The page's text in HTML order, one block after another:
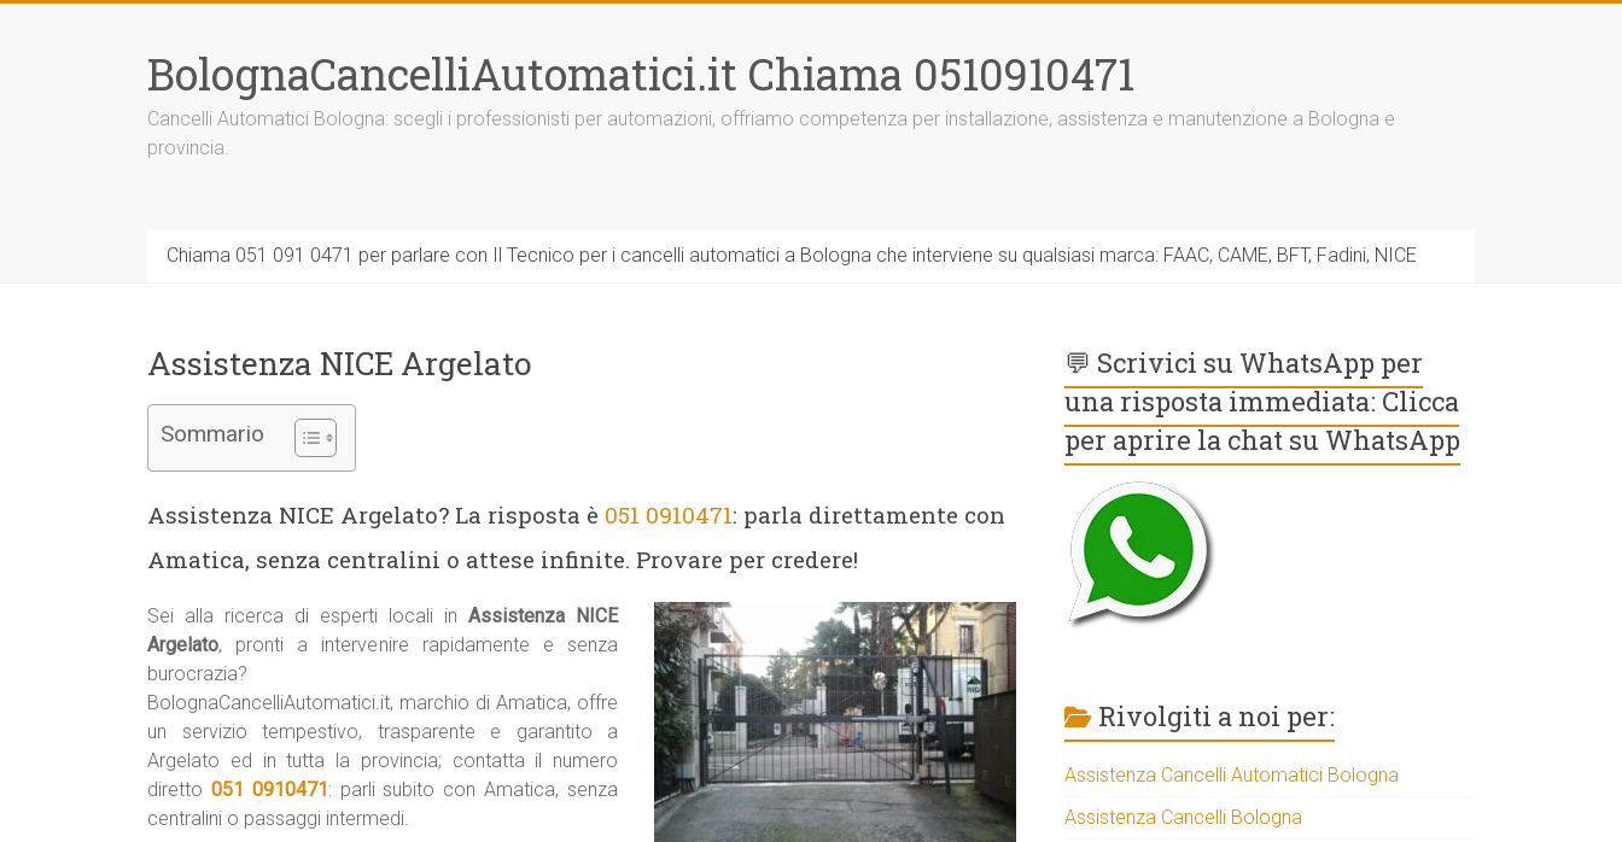
BolognaCancelliAutomatici.it Chiama 0510910471
Cancelli Automatici Bologna: scegli i professionisti per automazioni, offriamo competenza per installazione, assistenza e manutenzione a Bologna e
provincia.
Chiama 051 091 0471 per parlare con Il Tecnico per i cancelli automatici a Bologna che interviene su qualsiasi marca: FAAC, CAME, BFT, Fadini, NICE
Assistenza NICE Argelato
Sommario
Assistenza NICE Argelato? La risposta è 051 0910471: parla direttamente con
Amatica, senza centralini o attese infinite. Provare per credere!
Sei alla ricerca di esperti locali in Assistenza NICE
Argelato, pronti a intervenire rapidamente e senza
burocrazia?
BolognaCancelliAutomatici.it, marchio di Amatica, offre
un servizio tempestivo, trasparente e garantito a
Argelato ed in tutta la provincia; contatta il numero
diretto 051 0910471: parli subito con Amatica, senza
centralini o passaggi intermedi.
💬 Scrivici su WhatsApp per
una risposta immediata: Clicca
per aprire la chat su WhatsApp
Rivolgiti a noi per:
Assistenza Cancelli Automatici Bologna
Assistenza Cancelli Bologna